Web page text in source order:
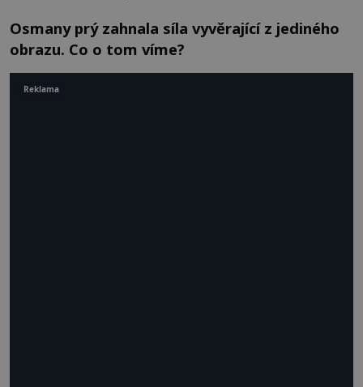
Osmany prý zahnala síla vyvěrající z jediného
obrazu. Co o tom víme?
Reklama